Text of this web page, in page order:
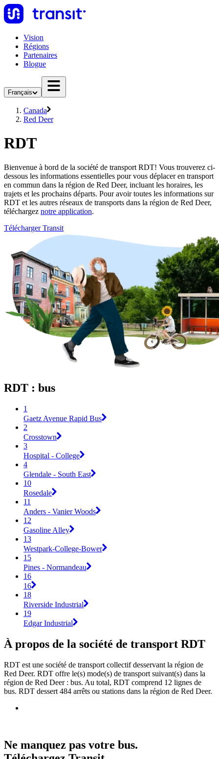
Vision
Régions
Partenaires
Blogue
Français
Canada
Red Deer
RDT
Bienvenue à bord de la société de transport RDT! Vous trouverez ci-
dessous les informations essentielles pour vous déplacer en transport
en commun dans la région de Red Deer, incluant les horaires, les
trajets et les prochains départs. Pour avoir toutes les informations sur
RDT et les autres réseaux de transports dans la région de Red Deer,
téléchargez notre application.
Télécharger Transit
RDT : bus
1
Gaetz Avenue Rapid Bus
2
Crosstown
3
Hospital - College
4
Glendale - South East
10
Rosedale
11
Anders - Vanier Woods
12
Gasoline Alley
13
Westpark-College-Bower
15
Pines - Normandeau
16
16
18
Riverside Industrial
19
Edgar Industrial
À propos de la société de transport RDT
RDT est une société de transport collectif desservant la région de
Red Deer. RDT offre le(s) mode(s) de transport suivant(s) dans la
région de Red Deer : bus. Au total, RDT comprend 12 lignes de
bus. RDT dessert 484 arrêts ou stations dans la région de Red Deer.
Ne manquez pas votre bus.